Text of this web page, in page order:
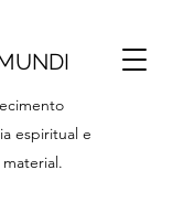
espiritual e
material.